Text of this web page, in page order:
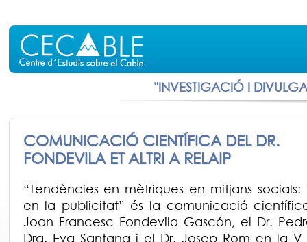
"INVESTIGACIÓ I
COMUNICACIÓ CIENTÍFICA DEL DR.
FONDEVILA ET ALTRI A RELAIP
“Tendències en mètriques en mitjans
en la publicitat” és la comunicació
Joan Francesc Fondevila Gascón, el Dr.
Dra. Eva Santana i el Dr. Josep Rom en la V